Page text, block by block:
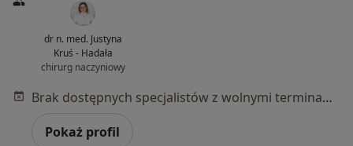
dr n. med. Justyna
Kruś - Hadała
chirurg naczyniowy
Brak dostępnych specjalistów z wolnymi terminami w tym centrum medycznym.
Pokaż profil